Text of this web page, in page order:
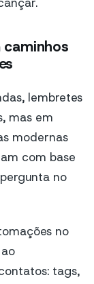
lembretes
mas em
modernas
com base
no
no
tags,